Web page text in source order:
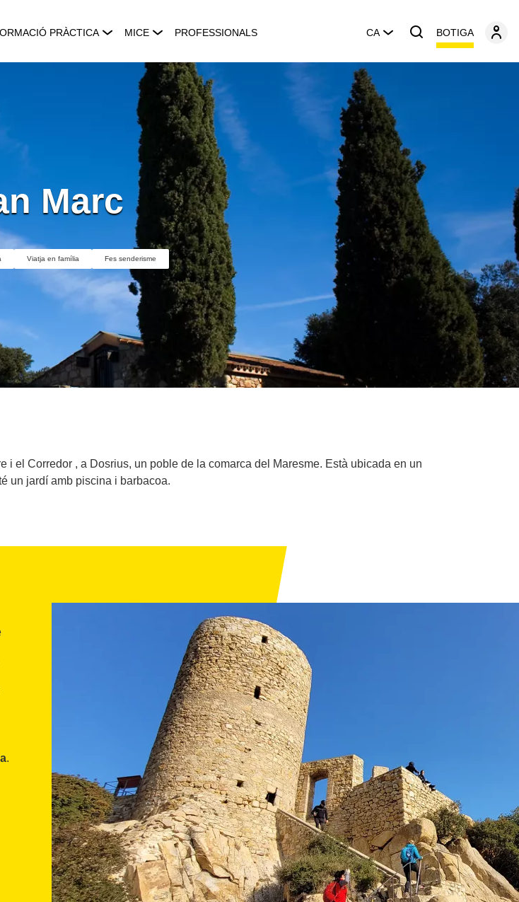
PRÀCTICA MICE PROFESSIONALS CA BOTIGA
Marc
Viatja en família Fes senderisme
el Corredor , a Dosrius, un poble de la comarca del Maresme. Està ubicada en un
un jardí amb piscina i barbacoa.
.